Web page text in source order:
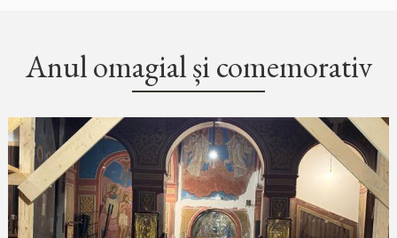
Anul omagial și comemorativ